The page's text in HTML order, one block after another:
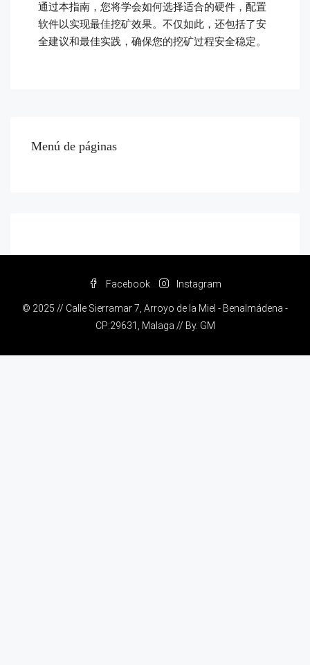
通过本指南，您将学会如何选择适合的硬件，配置
软件以实现最佳挖矿效果。不仅如此，还包括了安
全建议和最佳实践，确保您的挖矿过程安全稳定。
Menú de páginas
Facebook Instagram
© 2025 // Calle Sierramar 7, Arroyo de la Miel - Benalmádena -
CP:29631, Malaga // By. GM